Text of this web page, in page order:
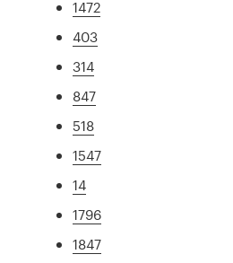
1472
403
314
847
518
1547
14
1796
1847